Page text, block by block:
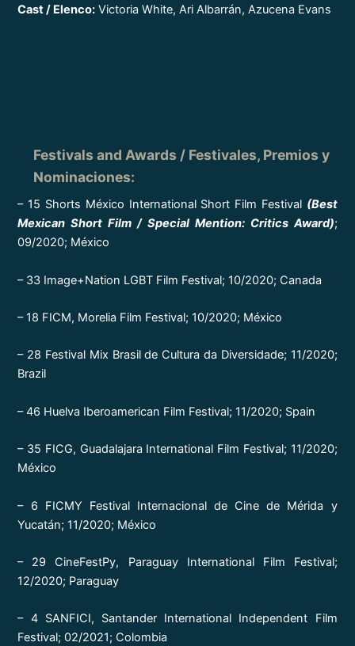
Cast / Elenco: Victoria White, Ari Albarrán, Azucena Evans
Festivals and Awards / Festivales, Premios y
Nominaciones:
– 15 Shorts México International Short Film Festival (Best
Mexican Short Film / Special Mention: Critics Award);
09/2020; México
– 33 Image+Nation LGBT Film Festival; 10/2020; Canada
– 18 FICM, Morelia Film Festival; 10/2020; México
– 28 Festival Mix Brasil de Cultura da Diversidade; 11/2020;
Brazil
– 46 Huelva Iberoamerican Film Festival; 11/2020; Spain
– 35 FICG, Guadalajara International Film Festival; 11/2020;
México
– 6 FICMY Festival Internacional de Cine de Mérida y
Yucatán; 11/2020; México
– 29 CineFestPy, Paraguay International Film Festival;
12/2020; Paraguay
– 4 SANFICI, Santander International Independent Film
Festival; 02/2021; Colombia